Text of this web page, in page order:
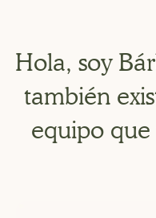
Hola, soy
también
equipo